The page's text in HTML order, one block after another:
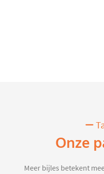
Onze
Meer bijles betekent